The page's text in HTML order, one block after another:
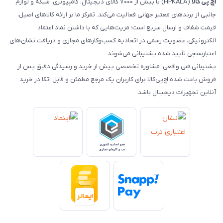
اچ‌ پی‌ کالا
(HPKALA) با بیش از ۷۰۰۰ کالای دیجیتال، کامپیوتری، شبکه و لوازم
جانبی از برندهای معتبر جهانی فعالیت می‌کند. تمرکز ما بر ارائه کالاهای اصیل،
قیمت شفاف و ارسال سریع است؛ مزیت‌هایی که با داشتن نماد اعتماد
الکترونیکی، عضویت رسمی در اتحادیه کسب‌وکارهای مجازی و دریافت نشان‌های
اعتبارسنجی تأیید شده پشتیبانی می‌شوند.
پشتیبانی فنی واقعی، مشاوره تخصصی پیش از خرید و رسیدگی دقیق پس از
فروش باعث شده اچ‌پی‌کالا برای کاربران یک مرجع مطمئن و قابل اتکا در خرید
آنلاین تجهیزات دیجیتال باشد.